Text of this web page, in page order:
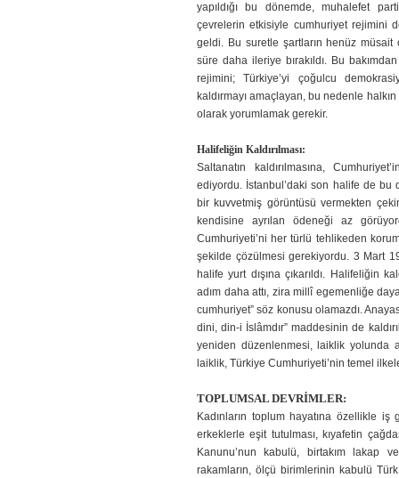
yapıldığı bu dönemde, muhalefet
çevrelerin etkisiyle cumhuriyet rejimini
geldi. Bu suretle şartların henüz
süre daha ileriye bırakıldı. Bu
rejimini; Türkiye’yi çoğulcu
kaldırmayı amaçlayan, bu nedenle
olarak yorumlamak gerekir.
Halifeliğin Kaldırılması:
Saltanatın kaldırılmasına,
ediyordu. İstanbul’daki son halife de bu
bir kuvvetmiş görüntüsü vermekten
kendisine ayrılan ödeneği az
Cumhuriyeti’ni her türlü tehlikeden
şekilde çözülmesi gerekiyordu. 3 Mart
halife yurt dışına çıkarıldı. Halifeliğin
adım daha attı, zira millî egemenliğe
cumhuriyet” söz konusu olamazdı.
dini, din-i İslâmdır” maddesinin de
yeniden düzenlenmesi, laiklik yolunda
laiklik, Türkiye Cumhuriyeti’nin temel
TOPLUMSAL DEVRİMLER:
Kadınların toplum hayatına özellikle
erkeklerle eşit tutulması, kıyafetin
Kanunu’nun kabulü, birtakım lakap
rakamların, ölçü birimlerinin kabulü